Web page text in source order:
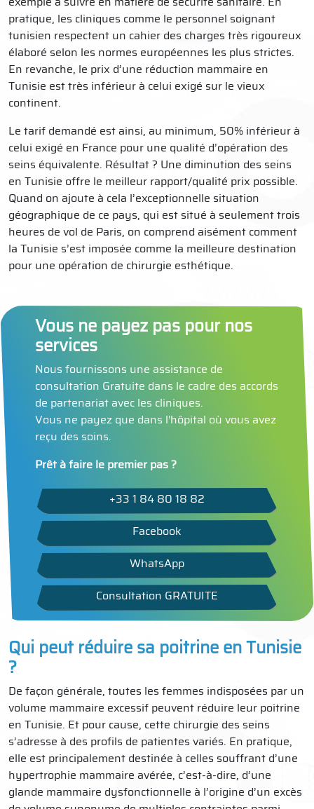
pratique, les cliniques comme le personnel soignant
tunisien respectent un cahier des charges très rigoureux
élaboré selon les normes européennes les plus strictes.
En revanche, le prix d’une réduction mammaire en
Tunisie est très inférieur à celui exigé sur le vieux
continent.
Le tarif demandé est ainsi, au minimum, 50% inférieur à
celui exigé en France pour une qualité d’opération des
seins équivalente. Résultat ? Une diminution des seins
en Tunisie offre le meilleur rapport/qualité prix possible.
Quand on ajoute à cela l’exceptionnelle situation
géographique de ce pays, qui est situé à seulement trois
heures de vol de Paris, on comprend aisément comment
la Tunisie s’est imposée comme la meilleure destination
pour une opération de chirurgie esthétique.
Vous ne payez pas pour nos
services
Nous fournissons une assistance de
consultation Gratuite dans le cadre des accords
de partenariat avec les cliniques.
Vous ne payez que dans l'hôpital où vous avez
reçu des soins.
Prêt à faire le premier pas ?
+33 1 84 80 18 82
Facebook
WhatsApp
Consultation GRATUITE
Qui peut réduire sa poitrine en Tunisie
?
De façon générale, toutes les femmes indisposées par un
volume mammaire excessif peuvent réduire leur poitrine
en Tunisie. Et pour cause, cette chirurgie des seins
s’adresse à des profils de patientes variés. En pratique,
elle est principalement destinée à celles souffrant d’une
hypertrophie mammaire avérée, c’est-à-dire, d’une
glande mammaire dysfonctionnelle à l’origine d’un excès